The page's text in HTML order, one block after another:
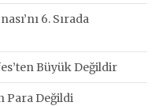
6. Sırada
Büyük Değildir
Para Değildi